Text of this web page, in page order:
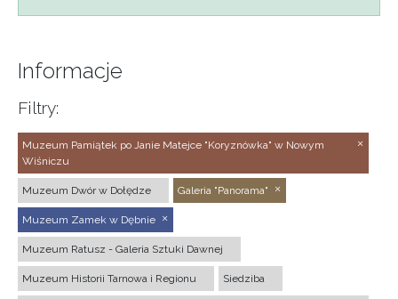
Informacje
Filtry:
Muzeum Pamiątek po Janie Matejce "Koryznówka" w Nowym
Wiśniczu
Muzeum Dwór w Dołędze Galeria "Panorama"
Muzeum Zamek w Dębnie
Muzeum Ratusz - Galeria Sztuki Dawnej
Muzeum Historii Tarnowa i Regionu Siedziba